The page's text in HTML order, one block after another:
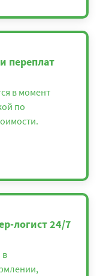
переплат
в момент
по
логист 24/7
в